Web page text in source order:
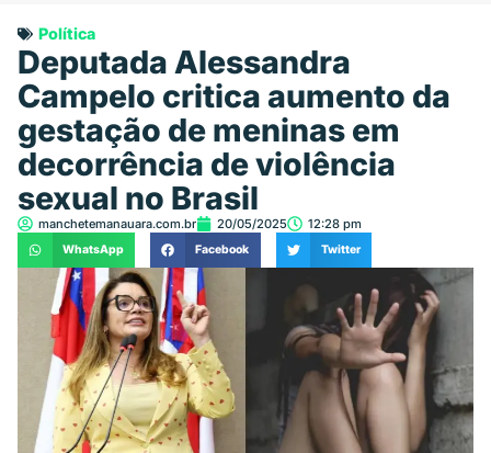
Política
Deputada Alessandra
Campelo critica aumento da
gestação de meninas em
decorrência de violência
sexual no Brasil
manchetemanauara.com.br 20/05/2025 12:28 pm
WhatsApp Facebook Twitter